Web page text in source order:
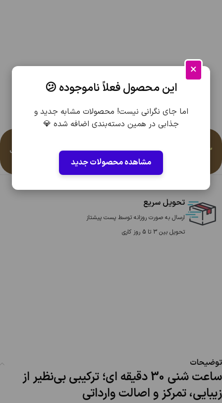
09166014303
یا09166108747
در ساعات کاری 10 صبح الی 10 شب
تماس بگیرید، با کمال میل پاسخگوی شما هستیم
تحویل سریع
ارسال به صورت روزانه توسط پست پیشتاز
تحویل بین 3 تا 5 روز کاری
توضیحات
ساعت شنی 30 دقیقه ای؛ ترکیبی بی‌نظیر از
زیبایی، تمرکز و اصالت وارداتی
×
این محصول فعلاً ناموجوده 😕
اما جای نگرانی نیست! محصولات مشابه جدید و
جذابی در همین دسته‌بندی اضافه شده 💎
مشاهده محصولات جدید